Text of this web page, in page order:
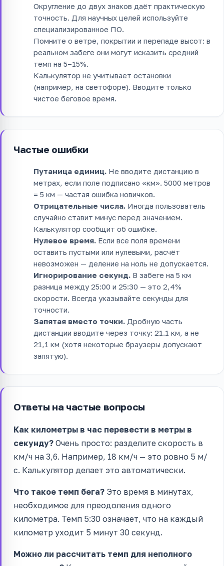
Округление до двух знаков даёт практическую
точность. Для научных целей используйте
специализированное ПО.
Помните о ветре, покрытии и перепаде высот: в
реальном забеге они могут исказить средний
темп на 5–15%.
Калькулятор не учитывает остановки
(например, на светофоре). Вводите только
чистое беговое время.
Частые ошибки
Путаница единиц. Не вводите дистанцию в
метрах, если поле подписано «км». 5000 метров
= 5 км — частая ошибка новичков.
Отрицательные числа. Иногда пользователь
случайно ставит минус перед значением.
Калькулятор сообщит об ошибке.
Нулевое время. Если все поля времени
оставить пустыми или нулевыми, расчёт
невозможен — деление на ноль не допускается.
Игнорирование секунд. В забеге на 5 км
разница между 25:00 и 25:30 — это 2,4%
скорости. Всегда указывайте секунды для
точности.
Запятая вместо точки. Дробную часть
дистанции вводите через точку: 21.1 км, а не
21,1 км (хотя некоторые браузеры допускают
запятую).
Ответы на частые вопросы
Как километры в час перевести в метры в
секунду? Очень просто: разделите скорость в
км/ч на 3,6. Например, 18 км/ч — это ровно 5 м/
с. Калькулятор делает это автоматически.
Что такое темп бега? Это время в минутах,
необходимое для преодоления одного
километра. Темп 5:30 означает, что на каждый
километр уходит 5 минут 30 секунд.
Можно ли рассчитать темп для неполного